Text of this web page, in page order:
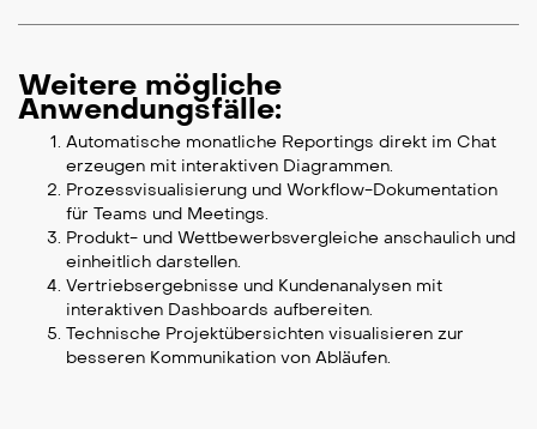
Weitere mögliche
Anwendungsfälle:
Automatische monatliche Reportings direkt im Chat
erzeugen mit interaktiven Diagrammen.
Prozessvisualisierung und Workflow-Dokumentation
für Teams und Meetings.
Produkt- und Wettbewerbsvergleiche anschaulich und
einheitlich darstellen.
Vertriebsergebnisse und Kundenanalysen mit
interaktiven Dashboards aufbereiten.
Technische Projektübersichten visualisieren zur
besseren Kommunikation von Abläufen.